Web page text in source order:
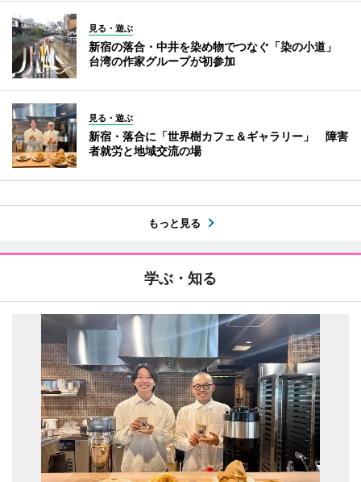
見る・遊ぶ
新宿の落合・中井を染め物でつなぐ「染の小道」
台湾の作家グループが初参加
見る・遊ぶ
新宿・落合に「世界樹カフェ＆ギャラリー」 障害
者就労と地域交流の場
もっと見る
学ぶ・知る